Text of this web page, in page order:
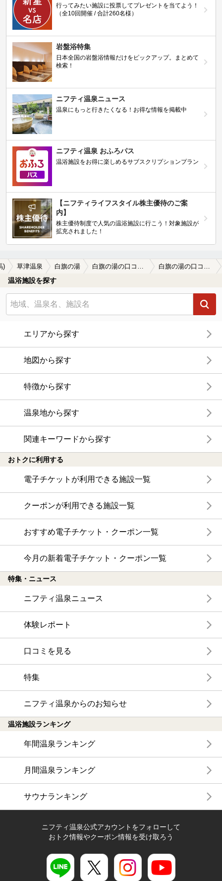
行ってみたい施設に投票してプレゼントを当てよう！
（全10回開催 / 合計260名様）
岩盤浴特集
日本全国の岩盤浴情報だけをピックアップ。まとめて
検索！
ニフティ温泉ニュース
温泉にもっと行きたくなる！お得な情報を掲載中
ニフティ温泉 おふろパス
温浴施設をお得に楽しめるサブスクリプションプラン
【ニフティライフスタイル株主優待のご案
内】
株主優待制度で人気の温浴施設に行こう！対象施設が
拡充されました！
) 草津温泉 白旗の湯 白旗の湯の口コミ一覧 白旗の湯の口コミ 連続寒波到来の中休み的に道中積雪がほぼ…
温浴施設を探す
エリアから探す
地図から探す
特徴から探す
温泉地から探す
関連キーワードから探す
おトクに利用する
電子チケットが利用できる施設一覧
クーポンが利用できる施設一覧
おすすめ電子チケット・クーポン一覧
今月の新着電子チケット・クーポン一覧
特集・ニュース
ニフティ温泉ニュース
体験レポート
口コミを見る
特集
ニフティ温泉からのお知らせ
温浴施設ランキング
年間温泉ランキング
月間温泉ランキング
サウナランキング
ニフティ温泉公式アカウントをフォローして
おトク情報やクーポン情報を受け取ろう